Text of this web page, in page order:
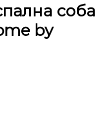
соба
by